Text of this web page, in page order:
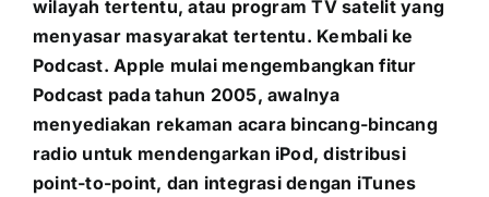
wilayah tertentu, atau program TV satelit yang
menyasar masyarakat tertentu. Kembali ke
Podcast. Apple mulai mengembangkan fitur
Podcast pada tahun 2005, awalnya
menyediakan rekaman acara bincang-bincang
radio untuk mendengarkan iPod, distribusi
point-to-point, dan integrasi dengan iTunes